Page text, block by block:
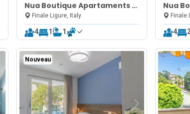
Nua Boutique Apartaments 6
Towncentre
Finale Ligure, Italy
4 1 1
Nua
Finale
4
Nouveau